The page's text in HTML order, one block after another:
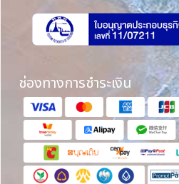
ช่องทางการชำระเงิน